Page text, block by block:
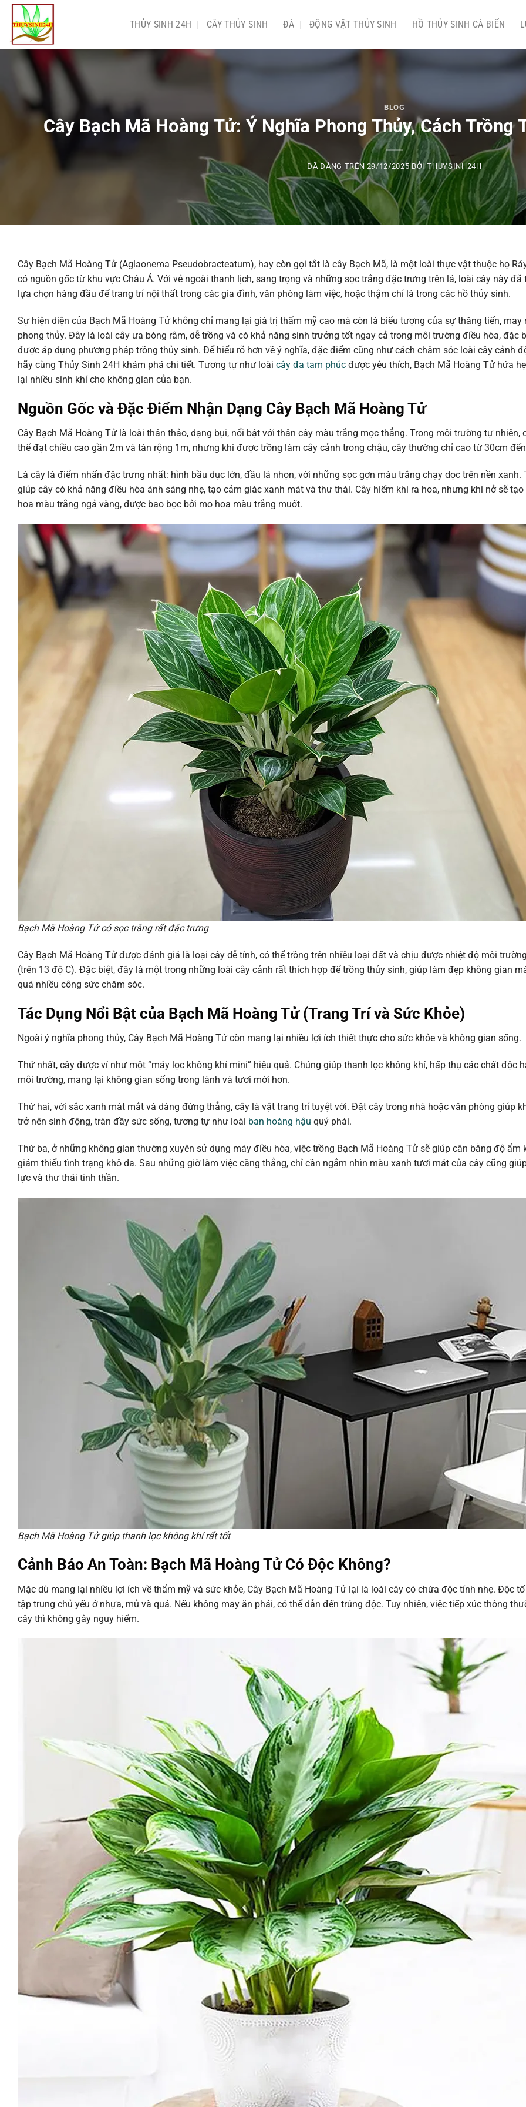
Chuyển
đến
dung
THỦY SINH 24H CÂY THỦY SINH ĐÁ ĐỘNG VẬT THỦY SINH HỒ THỦY SINH CÁ BIỂN
BLOG
Cây Bạch Mã Hoàng Tử: Ý Nghĩa Phong Thủy, Cách Trồng
ĐÃ ĐĂNG TRÊN 29/12/2025 BỞITHUYSINH24H
Cây Bạch Mã Hoàng Tử (Aglaonema Pseudobracteatum), hay còn gọi tắt là cây Bạch Mã, là một loài thực vật thuộc họ
có nguồn gốc từ khu vực Châu Á. Với vẻ ngoài thanh lịch, sang trọng và những sọc trắng đặc trưng trên lá, loài cây này đã
lựa chọn hàng đầu để trang trí nội thất trong các gia đình, văn phòng làm việc, hoặc thậm chí là trong các hồ thủy sinh.
Sự hiện diện của Bạch Mã Hoàng Tử không chỉ mang lại giá trị thẩm mỹ cao mà còn là biểu tượng của sự thăng tiến, may
phong thủy. Đây là loài cây ưa bóng râm, dễ trồng và có khả năng sinh trưởng tốt ngay cả trong môi trường điều hòa, đặc
được áp dụng phương pháp trồng thủy sinh. Để hiểu rõ hơn về ý nghĩa, đặc điểm cũng như cách chăm sóc loài cây cảnh
hãy cùng Thủy Sinh 24H khám phá chi tiết. Tương tự như loài cây đa tam phúc được yêu thích, Bạch Mã Hoàng Tử hứa
lại nhiều sinh khí cho không gian của bạn.
Nguồn Gốc và Đặc Điểm Nhận Dạng Cây Bạch Mã Hoàng Tử
Cây Bạch Mã Hoàng Tử là loài thân thảo, dạng bụi, nổi bật với thân cây màu trắng mọc thẳng. Trong môi trường tự nhiên,
thể đạt chiều cao gần 2m và tán rộng 1m, nhưng khi được trồng làm cây cảnh trong chậu, cây thường chỉ cao từ 30cm
Lá cây là điểm nhấn đặc trưng nhất: hình bầu dục lớn, đầu lá nhọn, với những sọc gợn màu trắng chạy dọc trên nền xanh.
giúp cây có khả năng điều hòa ánh sáng nhẹ, tạo cảm giác xanh mát và thư thái. Cây hiếm khi ra hoa, nhưng khi nở sẽ
hoa màu trắng ngả vàng, được bao bọc bởi mo hoa màu trắng muốt.
Bạch Mã Hoàng Tử có sọc trắng rất đặc trưng
Cây Bạch Mã Hoàng Tử được đánh giá là loại cây dễ tính, có thể trồng trên nhiều loại đất và chịu được nhiệt độ môi
(trên 13 độ C). Đặc biệt, đây là một trong những loài cây cảnh rất thích hợp để trồng thủy sinh, giúp làm đẹp không gian
quá nhiều công sức chăm sóc.
Tác Dụng Nổi Bật của Bạch Mã Hoàng Tử (Trang Trí và Sức Khỏe)
Ngoài ý nghĩa phong thủy, Cây Bạch Mã Hoàng Tử còn mang lại nhiều lợi ích thiết thực cho sức khỏe và không gian sống.
Thứ nhất, cây được ví như một “máy lọc không khí mini” hiệu quả. Chúng giúp thanh lọc không khí, hấp thụ các chất độc
môi trường, mang lại không gian sống trong lành và tươi mới hơn.
Thứ hai, với sắc xanh mát mắt và dáng đứng thẳng, cây là vật trang trí tuyệt vời. Đặt cây trong nhà hoặc văn phòng giúp
trở nên sinh động, tràn đầy sức sống, tương tự như loài ban hoàng hậu quý phái.
Thứ ba, ở những không gian thường xuyên sử dụng máy điều hòa, việc trồng Bạch Mã Hoàng Tử sẽ giúp cân bằng độ ẩm
giảm thiểu tình trạng khô da. Sau những giờ làm việc căng thẳng, chỉ cần ngắm nhìn màu xanh tươi mát của cây cũng
lực và thư thái tinh thần.
Bạch Mã Hoàng Tử giúp thanh lọc không khí rất tốt
Cảnh Báo An Toàn: Bạch Mã Hoàng Tử Có Độc Không?
Mặc dù mang lại nhiều lợi ích về thẩm mỹ và sức khỏe, Cây Bạch Mã Hoàng Tử lại là loài cây có chứa độc tính nhẹ. Độc
tập trung chủ yếu ở nhựa, mủ và quả. Nếu không may ăn phải, có thể dẫn đến trúng độc. Tuy nhiên, việc tiếp xúc thông
cây thì không gây nguy hiểm.